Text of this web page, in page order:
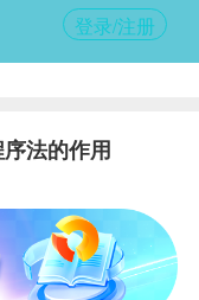
登录/注册
法的作用